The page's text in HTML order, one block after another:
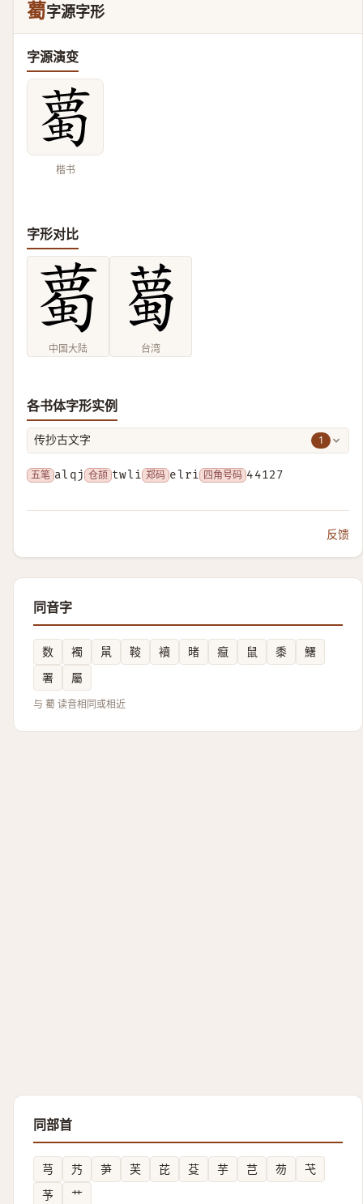
薥字源字形
字源演变
楷书
字形对比
中国大陆 台湾
各书体字形实例
传抄古文字 1
五笔 alqj 仓颉 twli 郑码 elri 四角号码 44127
反馈
同音字
数 襡 䑕 䩳 襩 暏 癙 鼠 黍
鱰
署
屬
与 薥 读音相同或相近
同部首
芎 艿 芛 芙 芘 芟 芋 芑 芴
芅
芧
艹